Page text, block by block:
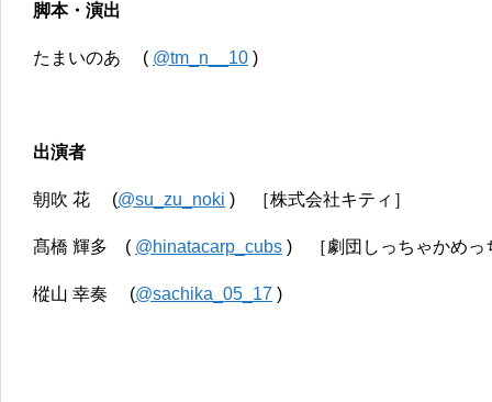
脚本・演出
たまいのあ ( @tm_n__10 )
出演者
朝吹 花 (@su_zu_noki ) ［株式会社キティ］
髙橋 輝多 ( @hinatacarp_cubs ) ［劇団しっちゃかめっ
樅山 幸奏 (@sachika_05_17 )